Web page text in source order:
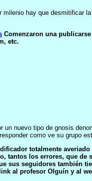
milenio hay que desmitificar
Comenzaron una
etc.
un nuevo tipo de gnosis
como ve su grupo
totalmente
tantos los errores, que
sus seguidores también
al profesor Olguín y al